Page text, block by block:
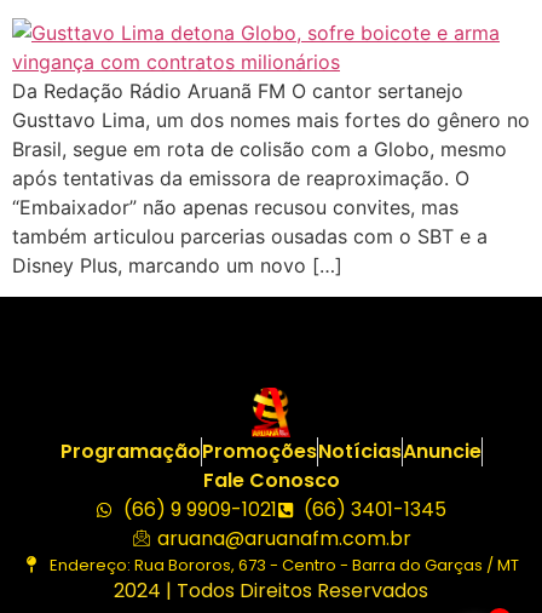
Da Redação Rádio Aruanã FM O cantor sertanejo
Gusttavo Lima, um dos nomes mais fortes do gênero no
Brasil, segue em rota de colisão com a Globo, mesmo
após tentativas da emissora de reaproximação. O
“Embaixador” não apenas recusou convites, mas
também articulou parcerias ousadas com o SBT e a
Disney Plus, marcando um novo […]
ProgramaçãoPromoçõesNotíciasAnuncie
Fale Conosco
(66) 9 9909-1021
(66) 3401-1345
aruana@aruanafm.com.br
Endereço: Rua Bororos, 673 - Centro - Barra do Garças / MT
2024 | Todos Direitos Reservados